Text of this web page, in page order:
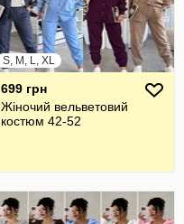
S, M, L, XL
699 грн
Жіночий вельветовий
костюм 42-52